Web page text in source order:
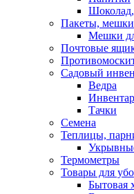
Шоколад,
Пакеты, мешки
Мешки
Почтовые
Садовый
Ведра
Тачки
Семена
Теплицы,
Термометры
Товары для
Бытовая